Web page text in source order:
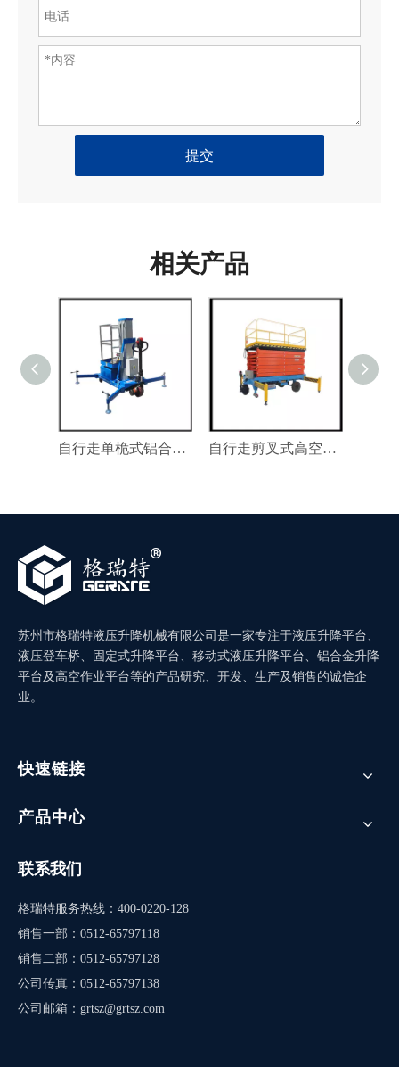
提交
相关产品
自行走单桅式铝合金升降机 自行走剪叉式高空作业平台
苏州市格瑞特液压升降机械有限公司是一家专注于液压升降平台、
液压登车桥、固定式升降平台、移动式液压升降平台、铝合金升降
平台及高空作业平台等的产品研究、开发、生产及销售的诚信企
业。
快速链接
产品中心
联系我们
格瑞特服务热线：400-0220-128
销售一部：0512-65797118
销售二部：0512-65797128
公司传真：0512-65797138
公司邮箱： grtsz@grtsz.com